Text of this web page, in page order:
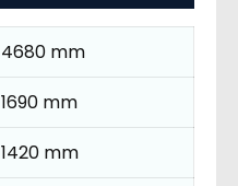
4680 mm
1690 mm
1420 mm